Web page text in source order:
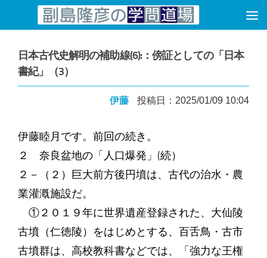
コンテンツへスキップ
日本古代史解明の補助線(6):：傍証としての「日本
書紀」（3）
伊藤 投稿日：2025/01/09 10:04
伊藤睦月です。前回の続き。
２ 奈良盆地の「人口爆発」(続）
２－（２）巨大前方後円墳は、古代の治水・農
業灌漑施設だ。
①２０１９年に世界遺産登録された、大仙陵
古墳（仁徳陵）をはじめとする、百舌鳥・古市
古墳群は、高校教科書などでは、「強力な王権